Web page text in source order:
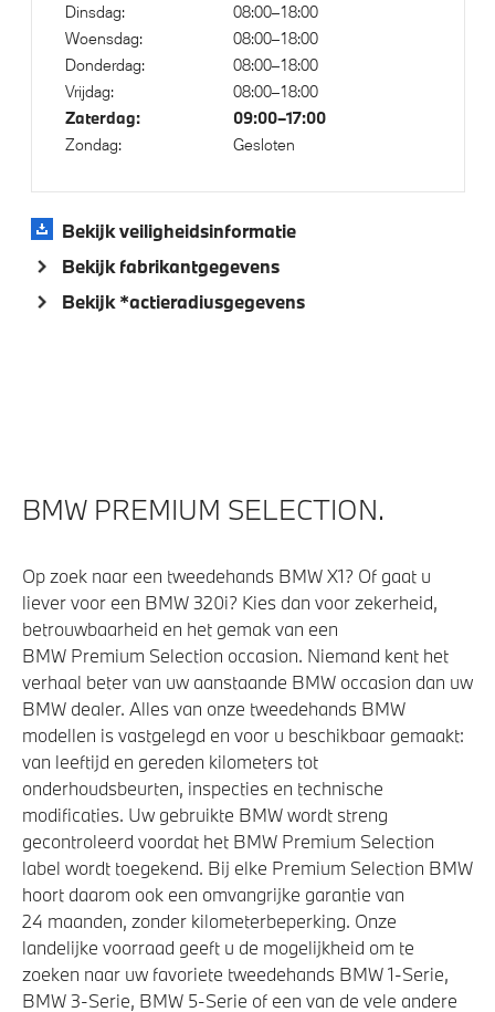
Dinsdag:
08:00–18:00
Woensdag:
08:00–18:00
Donderdag:
08:00–18:00
Vrijdag:
08:00–18:00
Zaterdag: 09:00–17:00
Zondag: Gesloten
Bekijk veiligheidsinformatie
Bekijk fabrikantgegevens
Bekijk *actieradiusgegevens
BMW PREMIUM SELECTION.
Op zoek naar een tweedehands BMW X1? Of gaat u
liever voor een BMW 320i? Kies dan voor zekerheid,
betrouwbaarheid en het gemak van een
BMW Premium Selection occasion. Niemand kent het
verhaal beter van uw aanstaande BMW occasion dan uw
BMW dealer. Alles van onze tweedehands BMW
modellen is vastgelegd en voor u beschikbaar gemaakt:
van leeftijd en gereden kilometers tot
onderhoudsbeurten, inspecties en technische
modificaties. Uw gebruikte BMW wordt streng
gecontroleerd voordat het BMW Premium Selection
label wordt toegekend. Bij elke Premium Selection BMW
hoort daarom ook een omvangrijke garantie van
24 maanden, zonder kilometerbeperking. Onze
landelijke voorraad geeft u de mogelijkheid om te
zoeken naar uw favoriete tweedehands BMW 1-Serie,
BMW 3-Serie, BMW 5-Serie of een van de vele andere